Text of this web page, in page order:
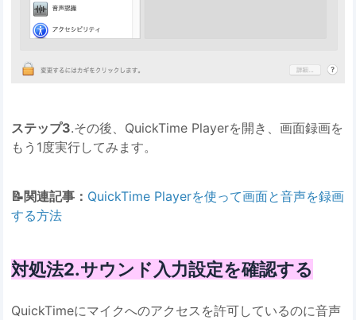
ステップ3.その後、QuickTime Playerを開き、画面録画を
もう1度実行してみます。
📝関連記事： QuickTime Playerを使って画面と音声を録画
する方法
対処法2.サウンド入力設定を確認する
QuickTimeにマイクへのアクセスを許可しているのに音声